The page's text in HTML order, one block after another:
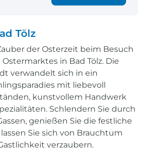
Tölz
der Osterzeit beim Besuch
in Bad Tölz. Die
verwandelt sich in ein
mit liebevoll
kunstvollem Handwerk
Schlendern Sie durch
genießen Sie die festliche
Sie sich von Brauchtum
verzaubern.